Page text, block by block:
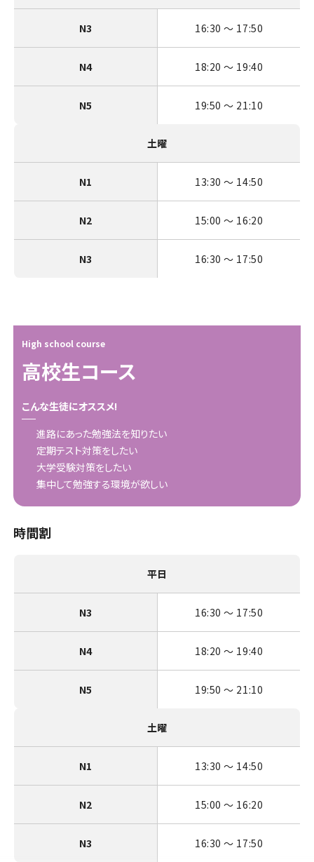
N3 16:30 〜 17:50
N4 18:20 〜 19:40
N5 19:50 〜 21:10
土曜
N1 13:30 〜 14:50
N2 15:00 〜 16:20
N3 16:30 〜 17:50
High school course
高校生コース
こんな生徒にオススメ!
進路にあった勉強法を知りたい
定期テスト対策をしたい
大学受験対策をしたい
集中して勉強する環境が欲しい
時間割
平日
N3 16:30 〜 17:50
N4 18:20 〜 19:40
N5 19:50 〜 21:10
土曜
N1 13:30 〜 14:50
N2 15:00 〜 16:20
N3 16:30 〜 17:50